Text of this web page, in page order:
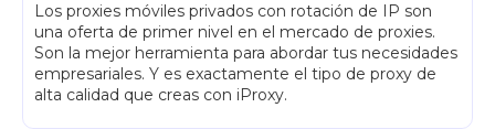
Los proxies móviles privados con rotación de IP son
una oferta de primer nivel en el mercado de proxies.
Son la mejor herramienta para abordar tus necesidades
empresariales. Y es exactamente el tipo de proxy de
alta calidad que creas con iProxy.